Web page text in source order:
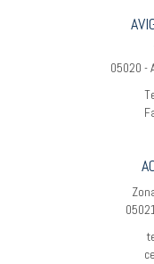
05020 -